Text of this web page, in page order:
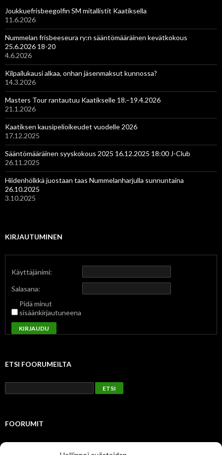
Joukkuefrisbeegolfin SM mitallistit Kaatiksella
11.6.2026
Nummelan frisbeeseura ry:n sääntömääräinen kevätkokous
25.6.2026 18-20
4.6.2026
Kilpailukausi alkaa, onhan jäsenmaksut kunnossa?
14.3.2026
Masters Tour rantautuu Kaatikselle 18.–19.4.2026
21.1.2026
Kaatiksen kausipelioikeudet vuodelle 2026
17.12.2025
Sääntömääräinen syyskokous 2025 16.12.2025 18:00 J-Club
26.11.2025
Hiidenhölkkä juostaan taas Nummelanharjulla sunnuntaina
26.10.2025
3.10.2025
KIRJAUTUMINEN
Käyttäjänimi:
Salasana:
Pidä minut
sisäänkirjautuneena
KIRJAUDU
ETSI FOORUMEILTA
FOORUMIT